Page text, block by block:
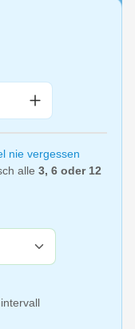
nie vergessen
alle 3, 6 oder 12